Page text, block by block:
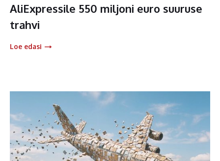
AliExpressile 550 miljoni euro suuruse
trahvi
Loe edasi